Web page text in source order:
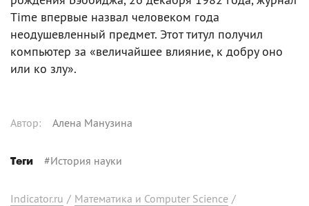
Time впервые назвал человеком года
неодушевленный предмет. Этот титул получил
компьютер за «величайшее влияние, к добру оно
или ко злу».
Автор: Алена Манузина
Теги #История науки
Indicator.ru / Математика и Computer Science /